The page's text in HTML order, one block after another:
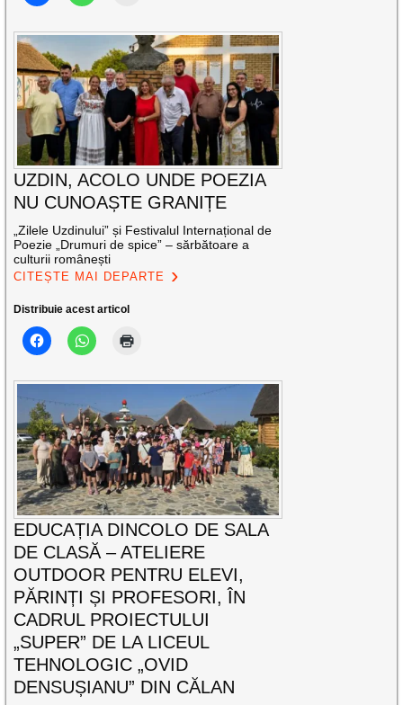
UZDIN, ACOLO UNDE POEZIA
NU CUNOAȘTE GRANIȚE
„Zilele Uzdinului” și Festivalul Internațional de
Poezie „Drumuri de spice” – sărbătoare a
culturii românești
CITEȘTE MAI DEPARTE
Distribuie acest articol
EDUCAȚIA DINCOLO DE SALA
DE CLASĂ – ATELIERE
OUTDOOR PENTRU ELEVI,
PĂRINȚI ȘI PROFESORI, ÎN
CADRUL PROIECTULUI
„SUPER” DE LA LICEUL
TEHNOLOGIC „OVID
DENSUȘIANU” DIN CĂLAN